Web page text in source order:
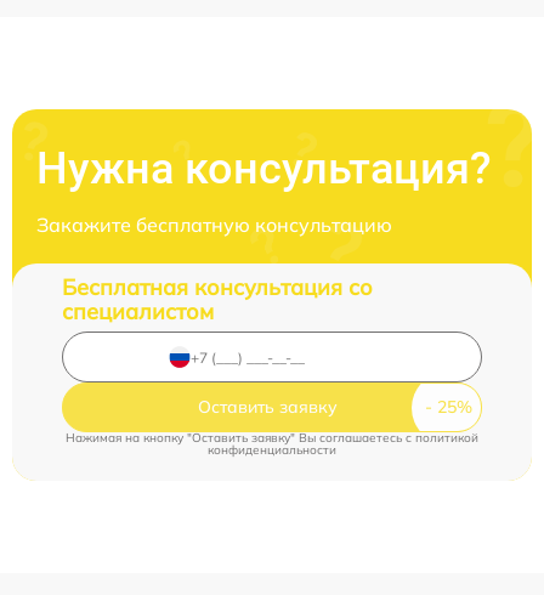
Нужна консультация?
Закажите бесплатную консультацию
Бесплатная консультация со
специалистом
Оставить заявку
Нажимая на кнопку "Оставить заявку" Вы соглашаетесь cполитикой
конфиденциальности